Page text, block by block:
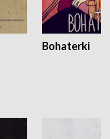
Bohaterki